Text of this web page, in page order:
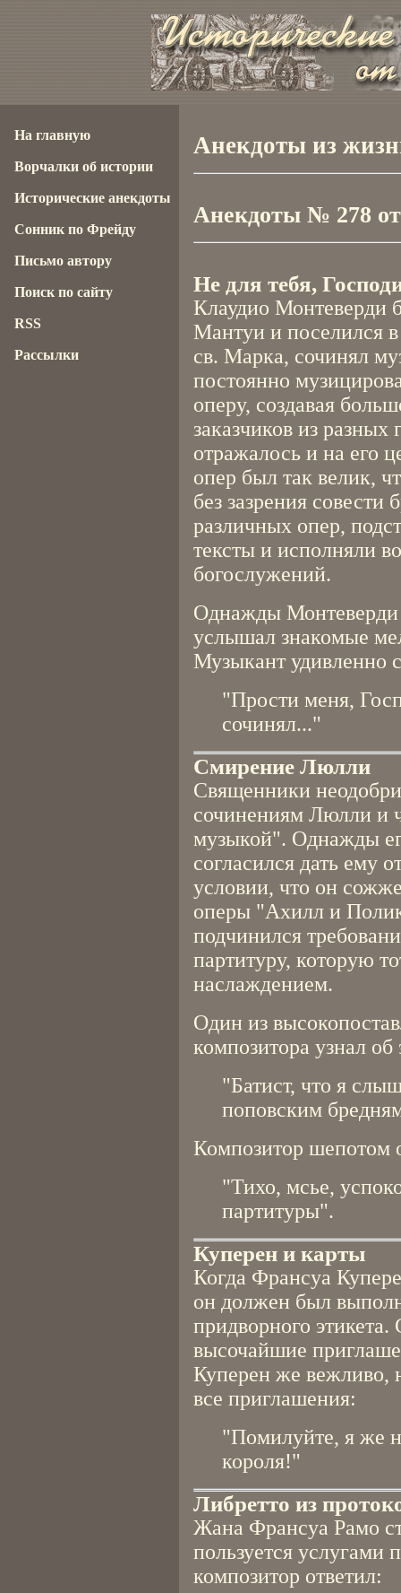
Анекдоты из
Анекдоты № 278 от
Не для тебя,
Клаудио Монтеверди
Мантуи и поселился
св. Марка, сочинял
постоянно
оперу, создавая
заказчиков из разных
отражалось и на его
опер был так велик,
без зазрения
различных опер,
тексты и исполняли
богослужений.
Однажды Монтеверди
услышал знакомые
Музыкант удивленно
"Прости меня,
сочинял..."
Смирение Люлли
Священники
сочинениям Люлли и
музыкой". Однажды
согласился дать ему
условии, что он
оперы "Ахилл и
подчинился
партитуру, которую
наслаждением.
Один из
композитора узнал об
"Батист, что я
поповским
Композитор шепотом
"Тихо, мсье,
партитуры".
Куперен и карты
Когда Франсуа
он должен был
придворного
высочайшие
Куперен же вежливо,
все приглашения:
"Помилуйте, я же
короля!"
Либретто из
Жана Франсуа Рамо
пользуется услугами
композитор ответил:
На главную
Ворчалки об истории
Исторические анекдоты
Сонник по Фрейду
Письмо автору
Поиск по сайту
RSS
Рассылки